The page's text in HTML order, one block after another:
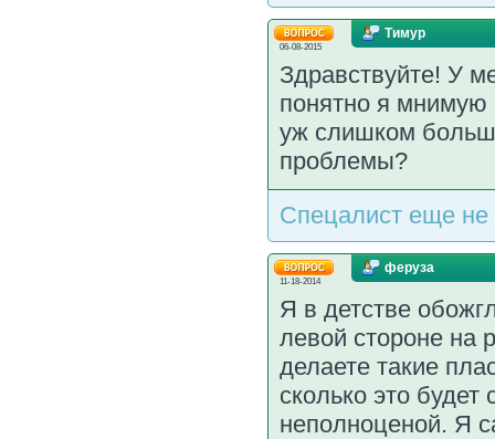
06-08-2015
Тимур
Здравствуйте! У
понятно я мнимую
уж слишком
проблемы?
Спецалист еще не
11-18-2014
феруза
Я в детстве
левой стороне на
делаете такие
сколько это
неполноценой. Я